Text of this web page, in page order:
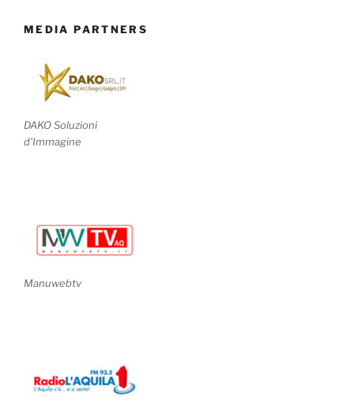
MEDIA PARTNERS
DAKO Soluzioni
d'Immagine
Manuwebtv